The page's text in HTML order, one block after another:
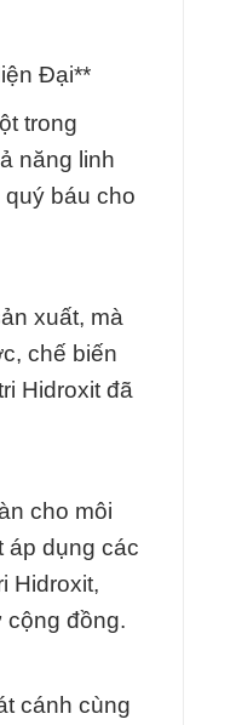
Đại**
trong
năng linh
báu cho
xuất, mà
chế biến
Hidroxit đã
cho môi
áp dụng các
Hidroxit,
cộng đồng.
cánh cùng